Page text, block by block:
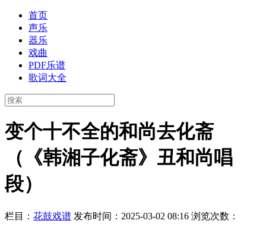
首页
声乐
器乐
戏曲
PDF乐谱
歌词大全
变个十不全的和尚去化斋
（《韩湘子化斋》丑和尚唱
段）
栏目： 花鼓戏谱 发布时间：2025-03-02 08:16 浏览次数：